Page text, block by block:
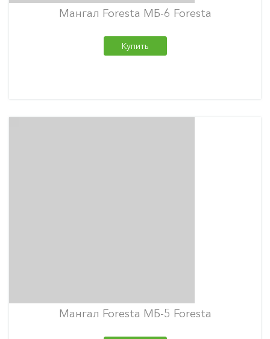
Мангал Foresta МБ-6 Foresta
Купить
Мангал Foresta МБ-5 Foresta